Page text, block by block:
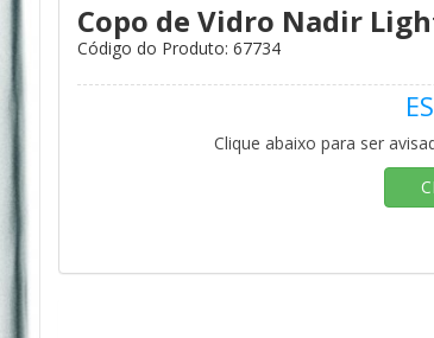
Copo de Vidro Nadir
Código do Produto: 67734
Clique abaixo para ser